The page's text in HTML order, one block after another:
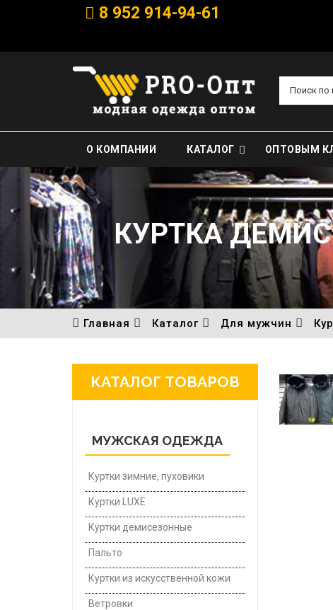
8 952 914-94-61
Поиск по
О КОМПАНИИ КАТАЛОГ ОПТОВЫМ
КУРТКА
Главная Каталог Для мужчин
КАТАЛОГ ТОВАРОВ
МУЖСКАЯ ОДЕЖДА
Куртки зимние, пуховики
Куртки LUXE
Куртки демисезонные
Пальто
Куртки из искусственной кожи
Ветровки